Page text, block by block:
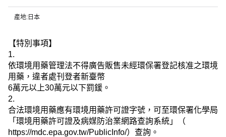
產地:日本
【特別事項】
1.
依環境用藥管理法不得廣告販售未經環保署登記核准之環境
用藥，違者處刊登者新臺幣
6萬元以上30萬元以下罰鍰。
2.
合法環境用藥應有環境用藥許可證字號，可至環保署化學局
「環境用藥許可證及病媒防治業網路查詢系統」（
https://mdc.epa.gov.tw/PublicInfo/）查詢。